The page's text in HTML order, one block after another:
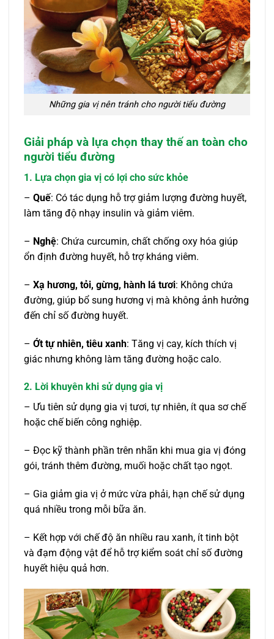
Những gia vị nên tránh cho người tiểu đường
Giải pháp và lựa chọn thay thế an toàn cho
người tiểu đường
1. Lựa chọn gia vị có lợi cho sức khỏe
– Quế: Có tác dụng hỗ trợ giảm lượng đường huyết,
làm tăng độ nhạy insulin và giảm viêm.
– Nghệ: Chứa curcumin, chất chống oxy hóa giúp
ổn định đường huyết, hỗ trợ kháng viêm.
– Xạ hương, tỏi, gừng, hành lá tươi: Không chứa
đường, giúp bổ sung hương vị mà không ảnh hưởng
đến chỉ số đường huyết.
– Ớt tự nhiên, tiêu xanh: Tăng vị cay, kích thích vị
giác nhưng không làm tăng đường hoặc calo.
2. Lời khuyên khi sử dụng gia vị
– Ưu tiên sử dụng gia vị tươi, tự nhiên, ít qua sơ chế
hoặc chế biến công nghiệp.
– Đọc kỹ thành phần trên nhãn khi mua gia vị đóng
gói, tránh thêm đường, muối hoặc chất tạo ngọt.
– Gia giảm gia vị ở mức vừa phải, hạn chế sử dụng
quá nhiều trong mỗi bữa ăn.
– Kết hợp với chế độ ăn nhiều rau xanh, ít tinh bột
và đạm động vật để hỗ trợ kiểm soát chỉ số đường
huyết hiệu quả hơn.